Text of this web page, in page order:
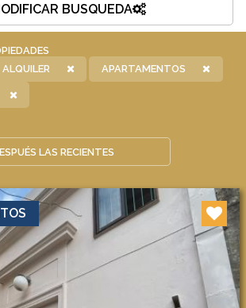
BUSQUEDA
ALQUILER APARTAMENTOS